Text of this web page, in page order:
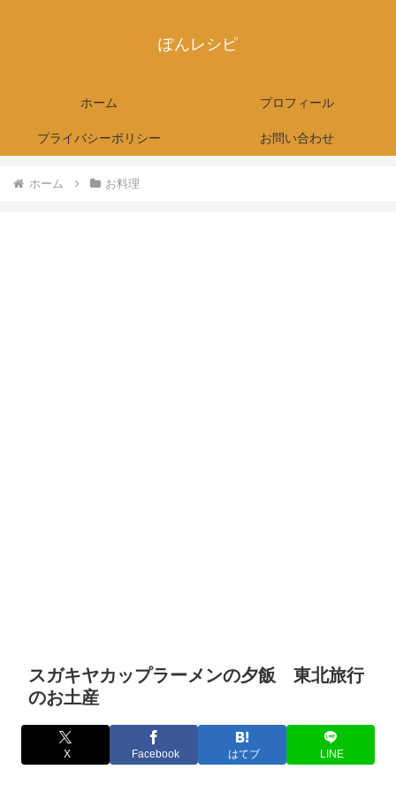
ぽんレシピ
ホーム プロフィール
プライバシーポリシー お問い合わせ
ホーム お料理
スガキヤカップラーメンの夕飯 東北旅行
のお土産
X Facebook はてブ LINE